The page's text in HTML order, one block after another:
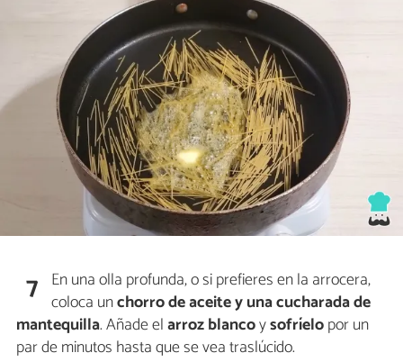
7 En una olla profunda, o si prefieres en la arrocera,
coloca unchorro de aceite y una cucharada de
mantequilla. Añade elarroz blancoysofríelopor un
par de minutos hasta que se vea traslúcido.